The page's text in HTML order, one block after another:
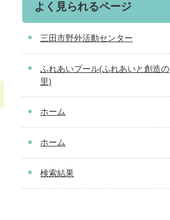
よく見られるページ
三田市野外活動センター
ふれあいプール(ふれあいと創造の
里)
ホーム
ホーム
検索結果